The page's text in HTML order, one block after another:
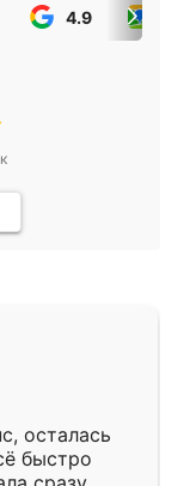
4.9
осталась
быстро